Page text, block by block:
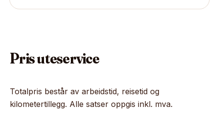
Pris uteservice
Totalpris består av arbeidstid, reisetid og
kilometertillegg. Alle satser oppgis inkl. mva.